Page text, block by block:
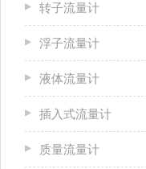
转子流量计
浮子流量计
液体流量计
插入式流量计
质量流量计